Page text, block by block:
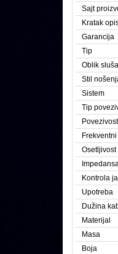
Sajt
Kratak
Garancija
Tip
Oblik
Stil
Sistem
Tip
Povezivost
Osetljivost
Kontrola
Upotreba
Dužina
Materijal
Masa
Boja